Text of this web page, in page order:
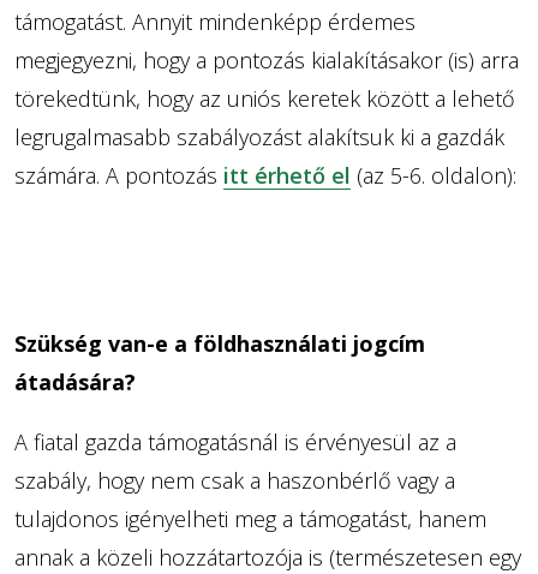
támogatást. Annyit mindenképp érdemes
megjegyezni, hogy a pontozás kialakításakor (is) arra
törekedtünk, hogy az uniós keretek között a lehető
legrugalmasabb szabályozást alakítsuk ki a gazdák
számára. A pontozás itt érhető el (az 5-6. oldalon):
Szükség van-e a földhasználati jogcím
átadására?
A fiatal gazda támogatásnál is érvényesül az a
szabály, hogy nem csak a haszonbérlő vagy a
tulajdonos igényelheti meg a támogatást, hanem
annak a közeli hozzátartozója is (természetesen egy